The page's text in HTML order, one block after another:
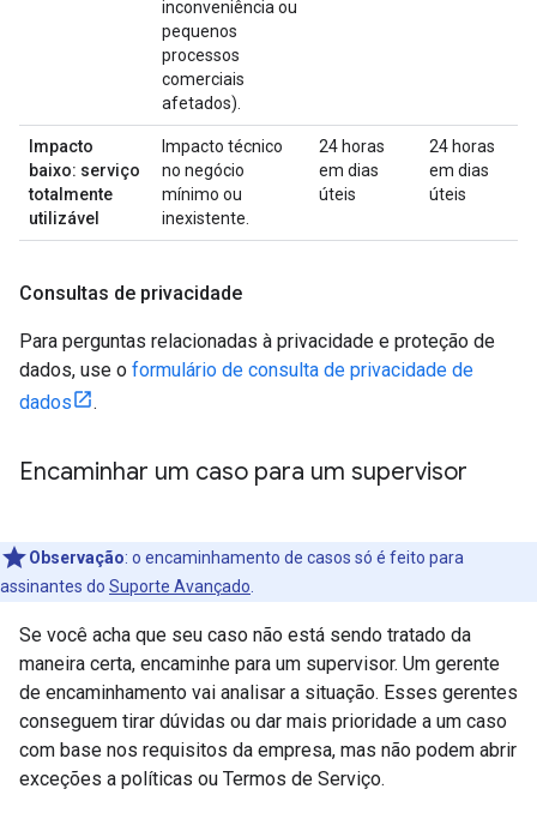
inconveniência ou
pequenos
processos
comerciais
afetados).
Impacto
baixo: serviço
totalmente
utilizável
Impacto técnico
no negócio
mínimo ou
inexistente.
24 horas
em dias
úteis
24 horas
em dias
úteis
Consultas de privacidade
Para perguntas relacionadas à privacidade e proteção de
dados, use o formulário de consulta de privacidade de
dados
.
Encaminhar um caso para um supervisor
Observação: o encaminhamento de casos só é feito para
assinantes do Suporte Avançado
Se você acha que seu caso não está sendo tratado da
maneira certa, encaminhe para um supervisor. Um gerente
de encaminhamento vai analisar a situação. Esses gerentes
conseguem tirar dúvidas ou dar mais prioridade a um caso
com base nos requisitos da empresa, mas não podem abrir
exceções a políticas ou Termos de Serviço.